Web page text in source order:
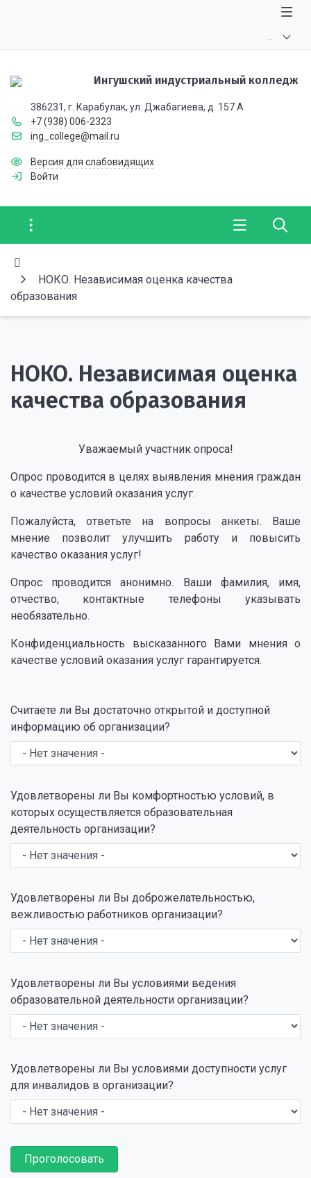
Ингушский индустриальный колледж
386231, г. Карабулак, ул. Джабагиева, д. 157 А
+7 (938) 006-2323
ing_college@mail.ru
Версия для слабовидящих
Войти
НОКО. Независимая оценка качества
образования
НОКО. Независимая оценка
качества образования
Уважаемый участник опроса!
Опрос проводится в целях выявления мнения граждан
о качестве условий оказания услуг.
Пожалуйста, ответьте на вопросы анкеты. Ваше
мнение позволит улучшить работу и повысить
качество оказания услуг!
Опрос проводится анонимно. Ваши фамилия, имя,
отчество, контактные телефоны указывать
необязательно.
Конфиденциальность высказанного Вами мнения о
качестве условий оказания услуг гарантируется.
Считаете ли Вы достаточно открытой и доступной
информацию об организации?
Удовлетворены ли Вы комфортностью условий, в
которых осуществляется образовательная
деятельность организации?
Удовлетворены ли Вы доброжелательностью,
вежливостью работников организации?
Удовлетворены ли Вы условиями ведения
образовательной деятельности организации?
Удовлетворены ли Вы условиями доступности услуг
для инвалидов в организации?